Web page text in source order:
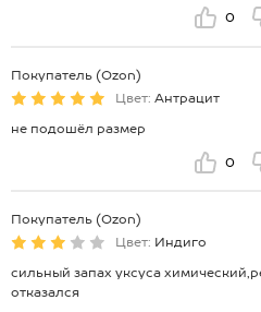
0
Покупатель (Ozon)
Цвет: Антрацит
не подошёл размер
0
Покупатель (Ozon)
Цвет: Индиго
сильный запах уксуса
отказался